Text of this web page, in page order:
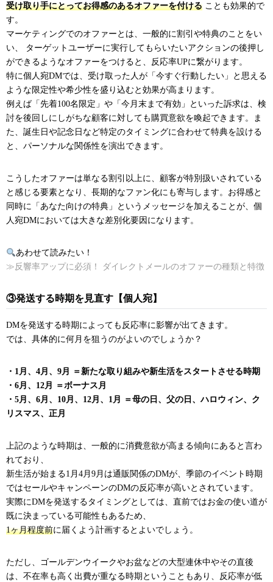
受け取り手にとってお得感のあるオファーを付ける ことも効果的で
す。
マーケティングでのオファーとは、一般的に割引や特典のことをい
い、 ターゲットユーザーに実行してもらいたいアクションの後押し
ができるようなオファーをつけると、反応率UPに繋がります。
特に個人宛DMでは、受け取った人が「今すぐ行動したい」と思える
ような限定性や希少性を盛り込むと効果が高まります。
例えば「先着100名限定」や「今月末まで有効」といった訴求は、検
討を後回しにしがちな顧客に対しても購買意欲を喚起できます。ま
た、誕生日や記念日など特定のタイミングに合わせて特典を設ける
と、パーソナルな関係性を演出できます。
こうしたオファーは単なる割引以上に、顧客が特別扱いされている
と感じる要素となり、長期的なファン化にも寄与します。お得感と
同時に「あなた向けの特典」というメッセージを加えることが、個
人宛DMにおいては大きな差別化要因になります。
あわせて読みたい！
≫反響率アップに必須！ ダイレクトメールのオファーの種類と特徴
③発送する時期を見直す【個人宛】
DMを発送する時期によっても反応率に影響が出てきます。
では、具体的に何月を狙うのがよいのでしょうか？
・1月、4月、9月 ＝新たな取り組みや新生活をスタートさせる時期
・6月、12月 ＝ボーナス月
・5月、6月、10月、12月、1月 ＝母の日、父の日、ハロウィン、ク
リスマス、正月
上記のような時期は、一般的に消費意欲が高まる傾向にあると言わ
れており、
新生活が始まる1月4月9月は通販関係のDMが、季節のイベント時期
ではセールやキャンペーンのDMの反応率が高いとされています。
実際にDMを発送するタイミングとしては、直前ではお金の使い道が
既に決まっている可能性もあるため、
1ヶ月程度前に届くよう計画するとよいでしょう。
ただし、ゴールデンウイークやお盆などの大型連休中やその直後
は、不在率も高く出費が重なる時期ということもあり、反応率が低